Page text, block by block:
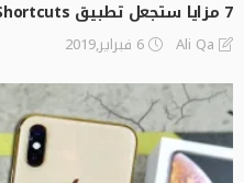
7 مزايا ستجعل تطبيق Shortcuts للآيفون أفضل بأضعاف
Ali Qa 6 فبراير,2019